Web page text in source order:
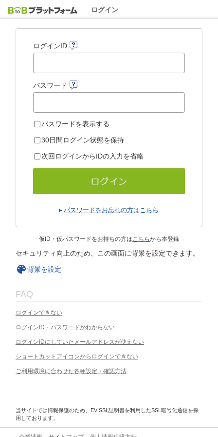
ログイン
ログインID
パスワード
パスワードを表示する
30日間ログイン状態を保持
次回ログインからIDの入力を省略
パスワードをお忘れの方はこちら
仮ID・仮パスワードをお持ちの方はこちらから本登録
セキュリティ向上のため、この画面に背景を設定できます。
背景を設定
FAQ
ログインできない
ログインID・パスワードがわからない
ログインIDにしていたメールアドレスが使えない
ショートカットアイコンからログインできない
ご利用環境に合わせた各種設定・確認方法
当サイトでは情報保護のため、EV SSL証明書を利用したSSL暗号化通信を採
用しております。